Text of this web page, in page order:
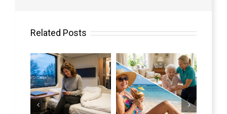
Related Posts